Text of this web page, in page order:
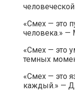
«Смех — это
человека.»
«Смех — это
темных
«Смех — это
каждый.» —